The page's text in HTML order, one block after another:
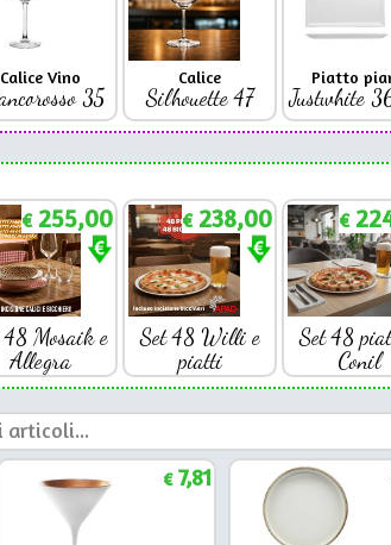
Calice Vino
35
Calice
Silhouette 47
Piatto
Justwhite
€255,00
48 Mosaik e
Allegra
€238,00
Set 48 Willi e
piatti
€
Set 48
Conil
articoli...
€7,81